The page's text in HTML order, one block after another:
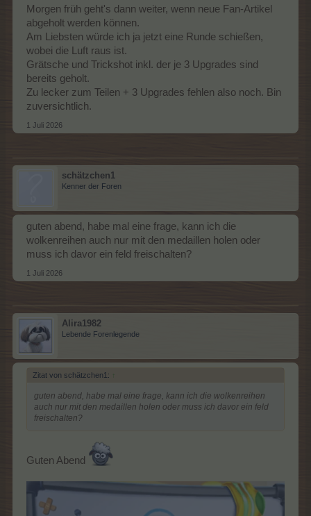
Streifenhörnchen-Stall II: Orange
Morgen früh geht's dann weiter, wenn neue Fan-Artikel
abgeholt werden können.
Am Liebsten würde ich ja jetzt eine Runde schießen,
wobei die Luft raus ist.
Grätsche und Trickshot inkl. der je 3 Upgrades sind
bereits geholt.
Zu lecker zum Teilen + 3 Upgrades fehlen also noch. Bin
zuversichtlich.
1 Juli 2026
schätzchen1
Kenner der Foren
guten abend, habe mal eine frage, kann ich die
wolkenreihen auch nur mit den medaillen holen oder
muss ich davor ein feld freischalten?
1 Juli 2026
Alira1982
Lebende Forenlegende
Zitat von schätzchen1: ↑
guten abend, habe mal eine frage, kann ich die wolkenreihen
auch nur mit den medaillen holen oder muss ich davor ein feld
freischalten?
Guten Abend